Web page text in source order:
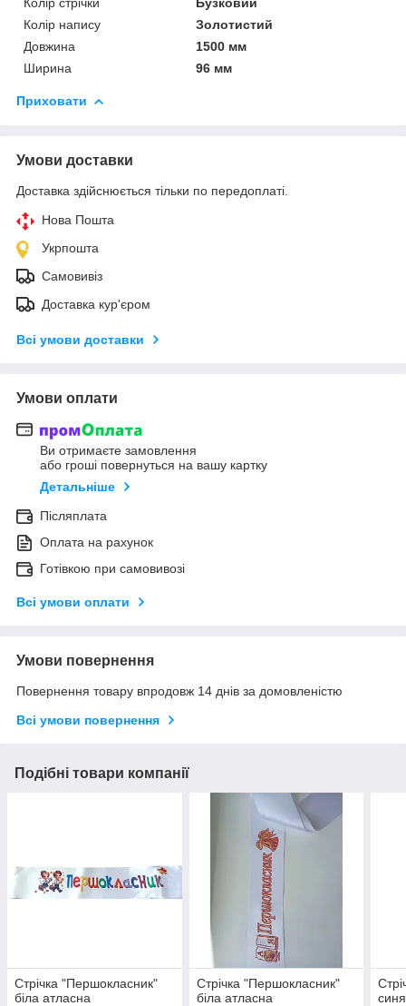
Колір напису
Золотистий
Довжина
1500 мм
Ширина
96 мм
Приховати
Умови доставки
Доставка здійснюється тільки по передоплаті.
Нова Пошта
Укрпошта
Самовивіз
Доставка кур'єром
Всі умови доставки
Умови оплати
Ви отримаєте замовлення
або гроші повернуться на вашу картку
Детальніше
Післяплата
Оплата на рахунок
Готівкою при самовивозі
Всі умови оплати
Умови повернення
Повернення товару впродовж 14 днів за домовленістю
Всі умови повернення
Подібні товари компанії
Стрічка "Першокласник"
біла атласна
Стрічка "Першокласник"
біла атласна